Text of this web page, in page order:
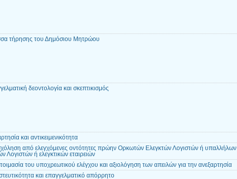
τήρησης του Δημόσιου Μητρώου
δεοντολογία και σκεπτικισμός
και αντικειμενικότητα
από ελεγχόμενες οντότητες πρώην Ορκωτών Ελεγκτών Λογιστών ή υπαλλήλων
Λογιστών ή ελεγκτικών εταιρειών
του υποχρεωτικού ελέγχου και αξιολόγηση των απειλών για την ανεξαρτησία
και επαγγελματικό απόρρητο